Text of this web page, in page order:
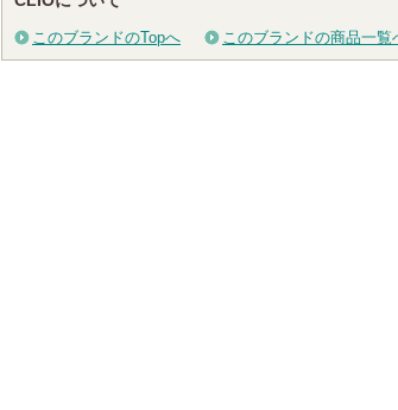
このブランドのTopへ このブランドの商品一覧